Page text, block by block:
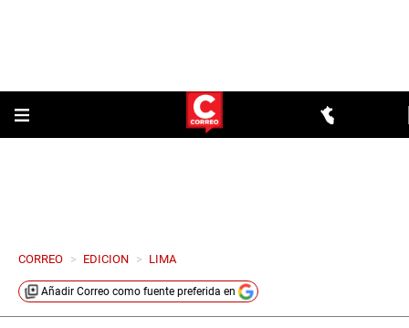
CORREO > EDICION > LIMA
Añadir Correo como fuente preferida en